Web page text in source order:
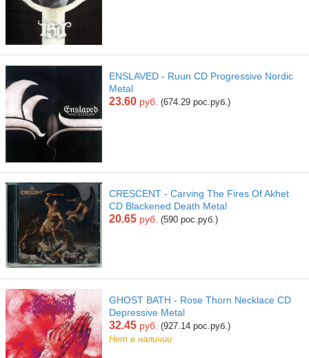
ENSLAVED - Ruun CD Progressive Nordic
Metal
23.60 руб. (674.29 рос.руб.)
CRESCENT - Carving The Fires Of Akhet
CD Blackened Death Metal
20.65 руб. (590 рос.руб.)
GHOST BATH - Rose Thorn Necklace CD
Depressive Metal
32.45 руб. (927.14 рос.руб.)
Нет в наличии